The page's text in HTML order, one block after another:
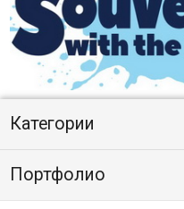
Категории
Портфолио